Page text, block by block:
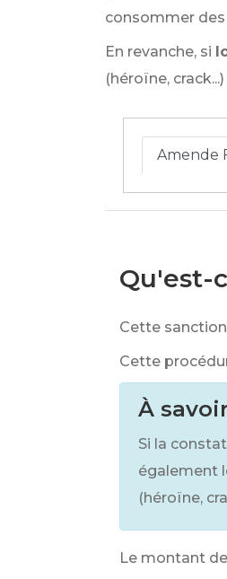
consommer des
En revanche, si
(héroïne, crack...)
Amende
Qu'est-
Cette
Cette
À
Si la
également
(héroïne,
Le montant